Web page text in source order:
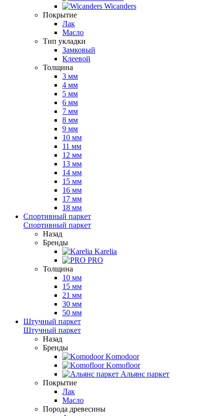
Wicanders
Покрытие
Лак
Масло
Тип укладки
Замковый
Клеевой
Толщина
3 мм
4 мм
5 мм
6 мм
7 мм
8 мм
9 мм
10 мм
11 мм
12 мм
13 мм
14 мм
15 мм
16 мм
17 мм
18 мм
Спортивный паркет
Спортивный паркет
Назад
Бренды
Karelia
PRO
Толщина
10 мм
15 мм
21 мм
30 мм
50 мм
Штучный паркет
Штучный паркет
Назад
Бренды
Komodoor
Komofloor
Альянс паркет
Покрытие
Лак
Масло
Порода древесины